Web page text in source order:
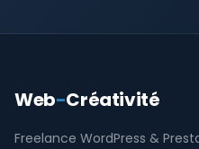
Web-Créativité
Freelance WordPress &